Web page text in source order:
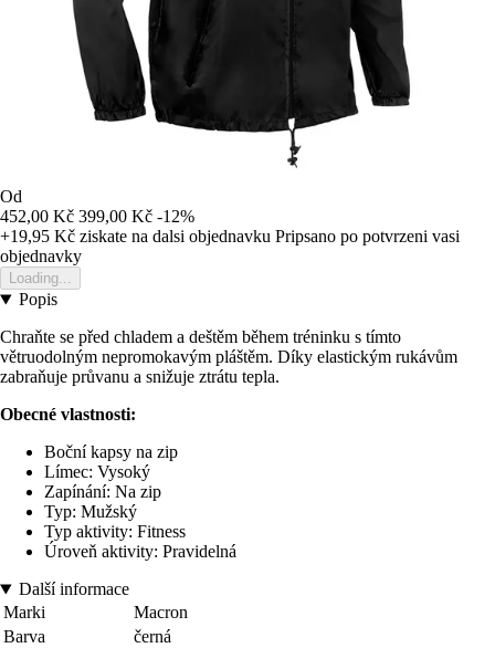
Od
452,00 Kč 399,00 Kč -12%
+19,95 Kč ziskate na dalsi objednavku Pripsano po potvrzeni vasi
objednavky
Loading...
Popis
Chraňte se před chladem a deštěm během tréninku s tímto
větruodolným nepromokavým pláštěm. Díky elastickým rukávům
zabraňuje průvanu a snižuje ztrátu tepla.
Obecné vlastnosti:
Boční kapsy na zip
Límec: Vysoký
Zapínání: Na zip
Typ: Mužský
Typ aktivity: Fitness
Úroveň aktivity: Pravidelná
Další informace
Marki
Macron
Barva
černá